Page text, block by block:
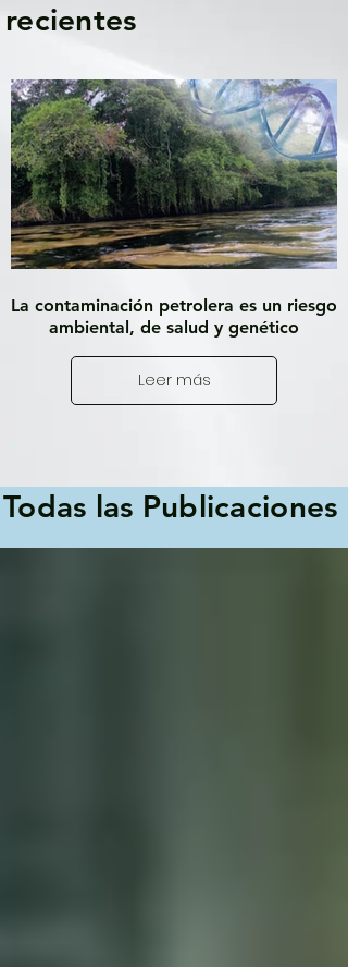
recientes
La contaminación petrolera es un riesgo
ambiental, de salud y genético
Leer más
Todas las Publicaciones